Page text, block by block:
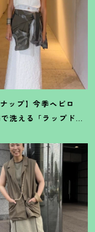
ップ】今季ヘビロ
洗える「ラップドレ